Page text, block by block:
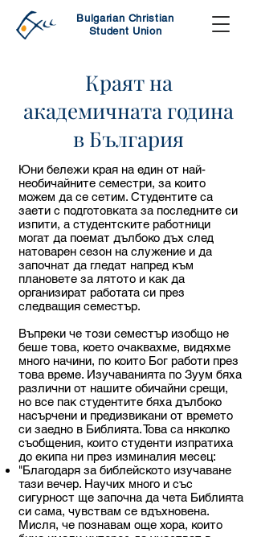
Bulgarian Christian
Student Union
Краят на
академичната година
в България
Юни бележи края на един от най-
необичайните семестри, за които
можем да се сетим. Студентите са
заети с подготовката за последните си
изпити, а студентските работници
могат да поемат дълбоко дъх след
натоварен сезон на служение и да
започнат да гледат напред към
плановете за лятото и как да
организират работата си през
следващия семестър.
Въпреки че този семестър изобщо не
беше това, което очаквахме, видяхме
много начини, по които Бог работи през
това време. Изучаванията по Зуум бяха
различни от нашите обичайни срещи,
но все пак студентите бяха дълбоко
насърчени и предизвикани от времето
си заедно в Библията. Това са няколко
съобщения, които студенти изпратиха
до екипа ни през изминалия месец:
"Благодаря за библейското изучаване
тази вечер. Научих много и със
сигурност ще започна да чета Библията
си сама, чувствам се вдъхновена.
Мисля, че познавам още хора, които